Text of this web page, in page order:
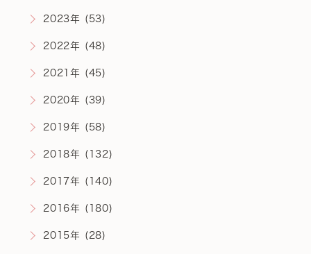
2023年 (53)
2022年 (48)
2021年 (45)
2020年 (39)
2019年 (58)
2018年 (132)
2017年 (140)
2016年 (180)
2015年 (28)